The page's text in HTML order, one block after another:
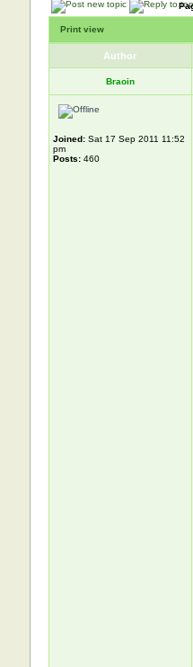
Print view
Author
Braoin
Joined:Sat 17 Sep 2011 11:52
pm
Posts:460